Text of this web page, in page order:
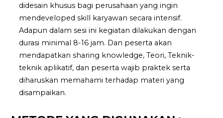
didesain khusus bagi perusahaan yang ingin
mendeveloped skill karyawan secara intensif.
Adapun dalam sesi ini kegiatan dilakukan dengan
durasi minimal 8-16 jam. Dan peserta akan
mendapatkan sharing knowledge, Teori, Teknik-
teknik aplikatif, dan peserta wajib praktek serta
diharuskan memahami terhadap materi yang
disampaikan.